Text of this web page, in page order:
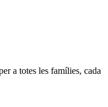
a totes les famílies, cada